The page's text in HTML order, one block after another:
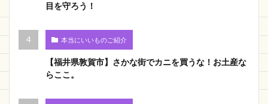
目を守ろう！
本当にいいものご紹介
【福井県敦賀市】さかな街でカニを買うな！お土産な
らここ。